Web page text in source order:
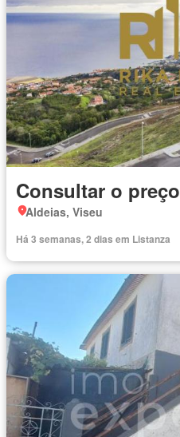
Consultar o preço
Aldeias, Viseu
Há 3 semanas, 2 dias em Listanza